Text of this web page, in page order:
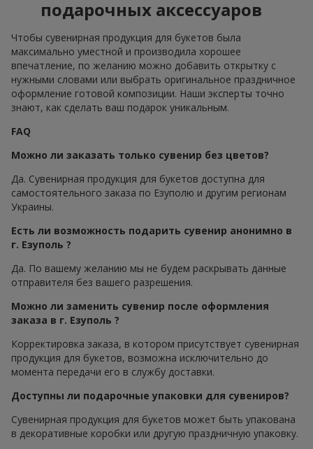
подарочных аксессуаров
Чтобы сувенирная продукция для букетов была
максимально уместной и производила хорошее
впечатление, по желанию можно добавить открытку с
нужными словами или выбрать оригинальное праздничное
оформление готовой композиции. Наши эксперты точно
знают, как сделать ваш подарок уникальным.
FAQ
Можно ли заказать только сувенир без цветов?
Да. Сувенирная продукция для букетов доступна для
самостоятельного заказа по Езуполю и другим регионам
Украины.
Есть ли возможность подарить сувенир анонимно в
г. Езуполь ?
Да. По вашему желанию мы не будем раскрывать данные
отправителя без вашего разрешения.
Можно ли заменить сувенир после оформления
заказа в г. Езуполь ?
Корректировка заказа, в котором присутствует сувенирная
продукция для букетов, возможна исключительно до
момента передачи его в службу доставки.
Доступны ли подарочные упаковки для сувениров?
Сувенирная продукция для букетов может быть упакована
в декоративные коробки или другую праздничную упаковку.